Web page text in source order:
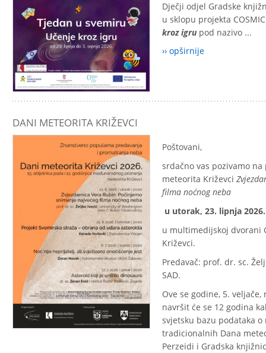
Dječji odjel Gradske
u sklopu projekta
kroz igru pod nazivo ...
›› opširnije
DANI METEORITA KRIŽEVCI
Poštovani,
srdačno vas pozivamo
meteorita Križevci
filma noćnog neba
u utorak, 23. lipnja
u multimedijskoj dvorani
Križevci.
Predavač: prof. dr. sc.
SAD.
Ove se godine, 5.
navršit će se 12 godina
svjetsku bazu podataka
tradicionalnih Dana
Perzeidi i Gradska